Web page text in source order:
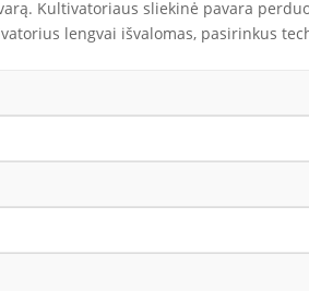
Kultivatoriaus sliekinė pavara
lengvai išvalomas, pasirinkus